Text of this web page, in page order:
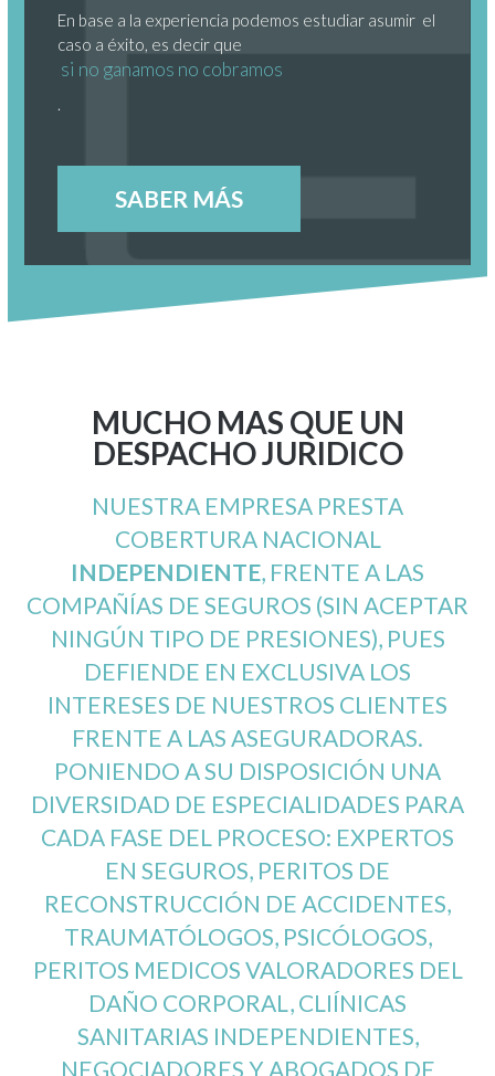
En base a la experiencia podemos estudiar asumir el
caso a éxito, es decir que
si no ganamos no cobramos
.
SABER MÁS
MUCHO MAS QUE UN
DESPACHO JURI­DICO
NUESTRA EMPRESA PRESTA
COBERTURA NACIONAL
INDEPENDIENTE, FRENTE A LAS
COMPAÑÍAS DE SEGUROS (SIN ACEPTAR
NINGÚN TIPO DE PRESIONES), PUES
DEFIENDE EN EXCLUSIVA LOS
INTERESES DE NUESTROS CLIENTES
FRENTE A LAS ASEGURADORAS.
PONIENDO A SU DISPOSICIÓN UNA
DIVERSIDAD DE ESPECIALIDADES PARA
CADA FASE DEL PROCESO: EXPERTOS
EN SEGUROS, PERITOS DE
RECONSTRUCCIÓN DE ACCIDENTES,
TRAUMATÓLOGOS, PSICÓLOGOS,
PERITOS MEDICOS VALORADORES DEL
DAÑO CORPORAL, CLIÍNICAS
SANITARIAS INDEPENDIENTES,
NEGOCIADORES Y ABOGADOS DE